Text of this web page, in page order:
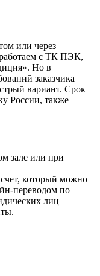
или через
с ТК ПЭК,
Но в
заказчика
вариант. Срок
России, также
зале или при
который можно
переводом по
лиц